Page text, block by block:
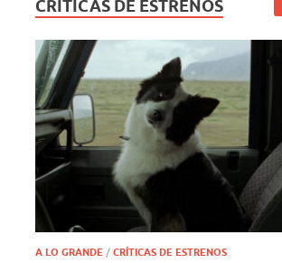
CRÍTICAS DE ESTRENOS
A LO GRANDE /CRÍTICAS DE ESTRENOS